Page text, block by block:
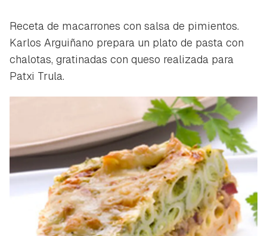
Receta de macarrones con salsa de pimientos.
Karlos Arguiñano prepara un plato de pasta con
chalotas, gratinadas con queso realizada para
Patxi Trula.